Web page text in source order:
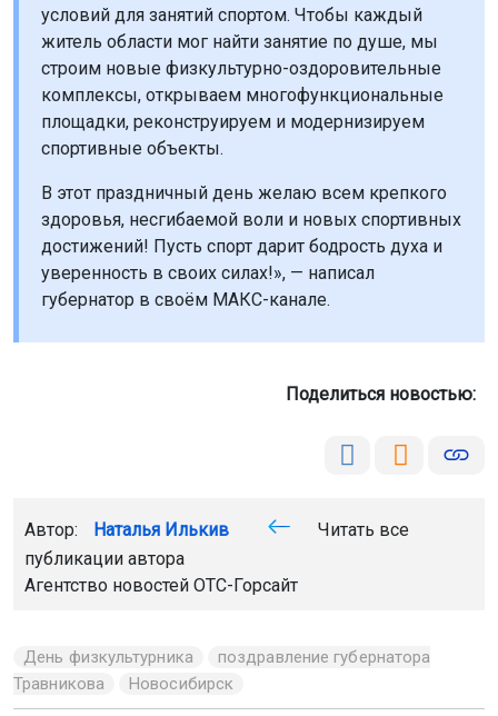
условий для занятий спортом. Чтобы каждый
житель области мог найти занятие по душе, мы
строим новые физкультурно-оздоровительные
комплексы, открываем многофункциональные
площадки, реконструируем и модернизируем
спортивные объекты.
В этот праздничный день желаю всем крепкого
здоровья, несгибаемой воли и новых спортивных
достижений! Пусть спорт дарит бодрость духа и
уверенность в своих силах!», — написал
губернатор в своём МАКС-канале.
Поделиться новостью:
Автор: Наталья Илькив
Читать все
публикации автора
Агентство новостей ОТС-Горсайт
День физкультурника
поздравление губернатора
Травникова
Новосибирск